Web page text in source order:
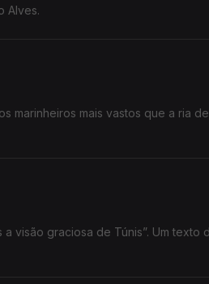
Alves.
marinheiros mais vastos que a ria de
de Túnis”. Um texto de